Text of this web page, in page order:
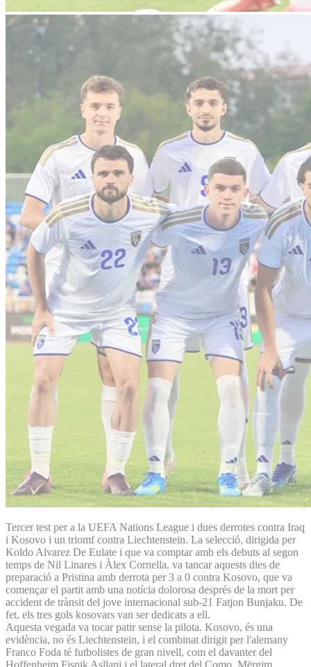
Tercer test per a la UEFA Nations League i dues derrotes contra Iraq
i Kosovo i un triomf contra Liechtenstein. La selecció, dirigida per
Koldo Alvarez De Eulate i que va comptar amb els debuts al segon
temps de Nil Linares i Àlex Cornella, va tancar aquests dies de
preparació a Pristina amb derrota per 3 a 0 contra Kosovo, que va
començar el partit amb una notícia dolorosa després de la mort per
accident de trànsit del jove internacional sub-21 Fatjon Bunjaku. De
fet, els tres gols kosovars van ser dedicats a ell.
Aquesta vegada va tocar patir sense la pilota. Kosovo, és una
evidència, no és Liechtenstein, i el combinat dirigit per l'alemany
Franco Foda té futbolistes de gran nivell, com el davanter del
Hoffenheim Fisnik Asllani i el lateral dret del Como, Mërgim